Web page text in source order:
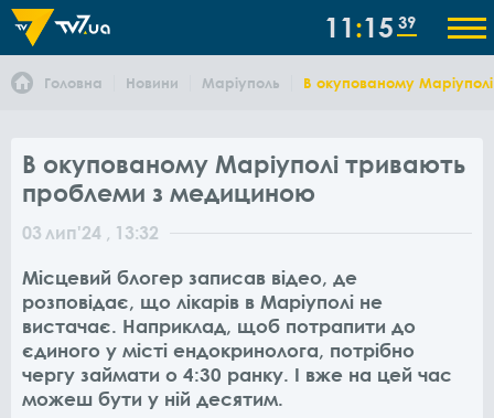
11 15 39
Головна Новини Маріуполь В окупованому
В окупованому Маріуполі тривають
проблеми з медициною
03 лип'24 , 13:32
Місцевий блогер записав відео, де
розповідає, що лікарів в Маріуполі не
вистачає. Наприклад, щоб потрапити до
єдиного у місті ендокринолога, потрібно
чергу займати о 4:30 ранку. І вже на цей час
можеш бути у ній десятим.